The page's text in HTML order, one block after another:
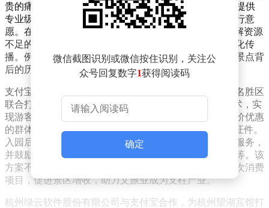
贵的痛点，通过AI技术降低用户规划门槛。该服务不仅提供
专业级行程方案，还促进了旅行普惠性，激发更多人出行意
愿。在文化旅行领域，飞猪“问一问”功能缓解了线下讲解资源
不足的问题，将知识性游览普及化，助力文化遗产数字化传
播。例如，游客可通过手机获取多语言讲解，深入了解景点背
后的历史故事。
支付宝（杭州）数字服务技术有限公司与杭州西湖风景名胜区
联合打造的智慧景区服务，通过“碰一下”或“一码通”技术，实
现游客免带证、免找码、免填信息的便捷入园。享受票价优惠
的群体可通过“芝麻信用”线上核验身份，无需携带资质证件。
入园后，景区智能体自动开启多语言导览、二消推荐等服务，
并鼓励游客参与绿色行为，如节约用水、带垃圾出景区等。该
方案不仅提升了游客体验，还通过发放消费券、推荐二次消费
项目，促进景区增收，助力文旅业成为支柱产业。
杭州绿云软件股份有限公司与支付宝合作，为杭州望湖宾馆打
微信截图识别或微信按住识别，关注公
众号回复数字1获得阅读码
确定